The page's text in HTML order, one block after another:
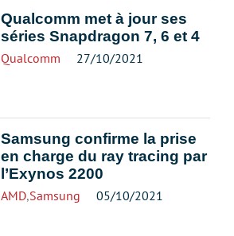
Qualcomm met à jour ses
séries Snapdragon 7, 6 et 4
Qualcomm 27/10/2021
Samsung confirme la prise
en charge du ray tracing par
l’Exynos 2200
AMD,Samsung 05/10/2021